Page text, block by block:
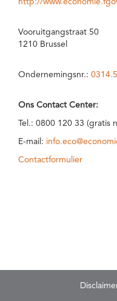
http://
Vooruitgangstraat 50
1210 Brussel
Ondernemingsnr.:
Ons Contact Center:
Tel.: 0800 120 33 (gratis
E-mail:
Contactformulier